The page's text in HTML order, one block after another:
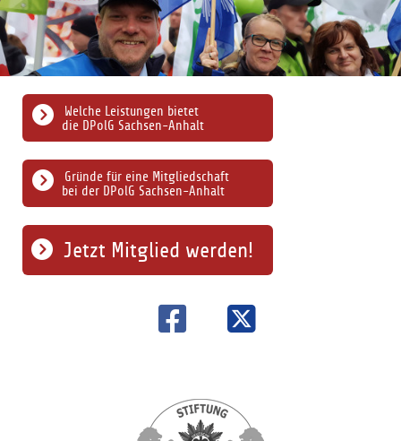
Gründe für eine Mitgliedschaft
bei der DPolG Sachsen-Anhalt
Welche Leistungen bietet
die DPolG Sachsen-Anhalt
Jetzt Mitglied werden!